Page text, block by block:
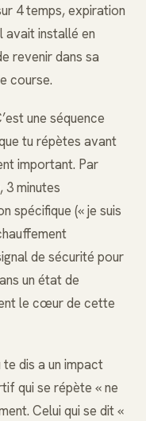
4 temps, expiration
avait installé en
revenir dans sa
course.
une séquence
tu répètes avant
important. Par
3 minutes
spécifique (« je suis
de sécurité pour
un état de
le cœur de cette
te dis a un impact
qui se répète « ne
Celui qui se dit «